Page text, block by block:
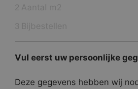
Vul eerst uw persoonlijke
Deze gegevens hebben wij